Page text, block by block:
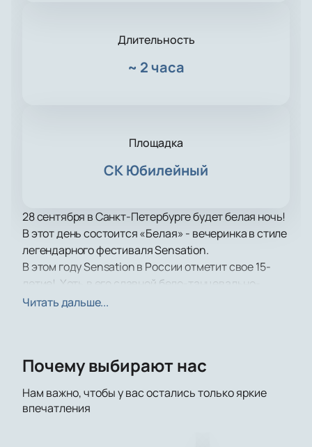
Длительность
~ 2 часа
Площадка
СК Юбилейный
28 сентября в Санкт-Петербурге будет белая ночь!
В этот день состоится «Белая» - вечеринка в стиле
легендарного фестиваля Sensation.
В этом году Sensation в России отметит свое 15-
летие! Хоть в его славной бело-танцевально-
электронной истории и был значительный перерыв,
Тот, кто хотя бы раз был здесь, непременно захочет
фестиваль «Белая», которые уже есть в продаже.
Количество мест ограничено, так что не упустите
Читать дальше...
Почему выбирают нас
Нам важно, чтобы у вас остались только яркие
впечатления